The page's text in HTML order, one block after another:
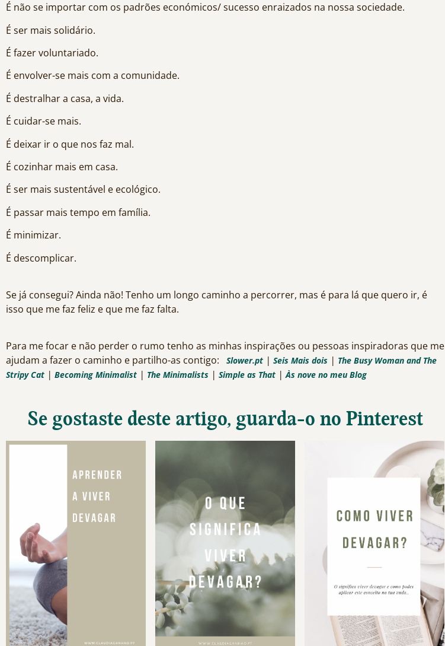
É não se importar com os padrões económicos/ sucesso enraizados na nossa sociedade.
É ser mais solidário.
É fazer voluntariado.
É envolver-se mais com a comunidade.
É destralhar a casa, a vida.
É cuidar-se mais.
É deixar ir o que nos faz mal.
É cozinhar mais em casa.
É ser mais sustentável e ecológico.
É passar mais tempo em família.
É minimizar.
É descomplicar.
Se já consegui? Ainda não! Tenho um longo caminho a percorrer, mas é para lá que quero ir, é
isso que me faz feliz e que me faz falta.
Para me focar e não perder o rumo tenho as minhas inspirações ou pessoas inspiradoras que me
ajudam a fazer o caminho e partilho-as contigo: Slower.pt | Seis Mais dois | The Busy Woman and The
Stripy Cat | Becoming Minimalist | The Minimalists | Simple as That |Às nove no meu Blog
Se gostaste deste artigo, guarda-o no Pinterest